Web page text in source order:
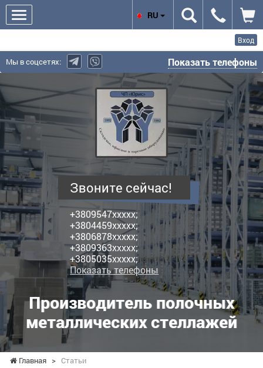
Вход
Мы в соцсетях: Показать телефоны
Юрис,
ЧП
-
производитель
полочных
металлических
стеллажей
Звоните сейчас!
+3809547xxxxx;
+3804459xxxxx;
+3806878xxxxx;
+3809363xxxxx;
+3805035xxxxx;
Показать телефоны
Производитель полочных
металлических стеллажей
RU
Главная > Статьи